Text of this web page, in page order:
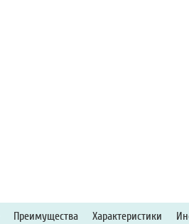
Преимущества Характеристики